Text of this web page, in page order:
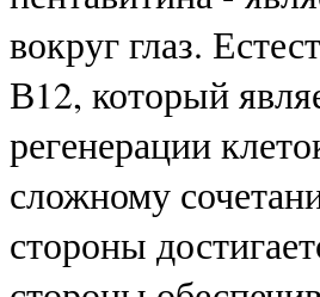
вокруг глаз.
В12, который
регенерации
сложному
стороны